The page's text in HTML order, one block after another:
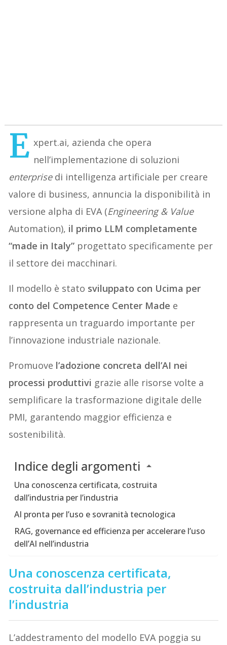
E xpert.ai, azienda che opera
nell’implementazione di soluzioni
enterprisedi intelligenza artificiale per creare
valore di business, annuncia la disponibilità in
versione alpha di EVA (Engineering & Value
Automation), il primo LLM completamente
“made in Italy” progettato specificamente per
il settore dei macchinari.
Il modello è stato sviluppato con Ucima per
conto del Competence Center Made e
rappresenta un traguardo importante per
l’innovazione industriale nazionale.
Promuove l’adozione concreta dell’AI nei
processi produttivi grazie alle risorse volte a
semplificare la trasformazione digitale delle
PMI, garantendo maggior efficienza e
sostenibilità.
Indice degli argomenti
Una conoscenza certificata, costruita
dall’industria per l’industria
AI pronta per l’uso e sovranità tecnologica
RAG, governance ed efficienza per accelerare l’uso
dell’AI nell’industria
Una conoscenza certificata,
costruita dall’industria per
l’industria
L’addestramento del modello EVA poggia su